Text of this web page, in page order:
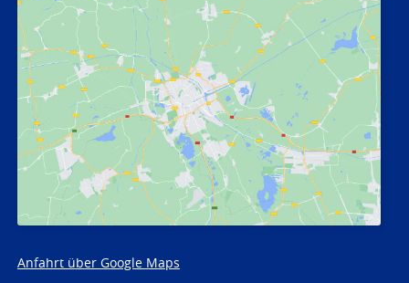
Anfahrt über Google Maps